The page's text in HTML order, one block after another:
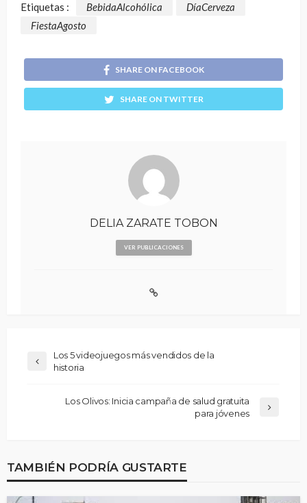
Etiquetas : BebidaAlcohólica
DíaCerveza
FiestaAgosto
SHARE ON FACEBOOK
SHARE ON TWITTER
DELIA ZARATE TOBON
VER PUBLICACIONES
Los 5 videojuegos más vendidos de la
historia
Los Olivos: Inicia campaña de salud gratuita
para jóvenes
TAMBIÉN PODRÍA GUSTARTE